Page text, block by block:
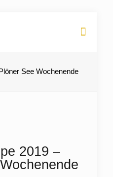
See Wochenende
2019 –